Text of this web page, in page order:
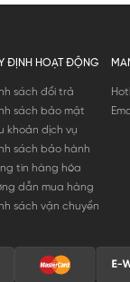
ĐỊNH HOẠT ĐỘNG
sách đổi trả
sách bảo mật
khoản dịch vụ
sách bảo hành
tin hàng hóa
dẫn mua hàng
sách vận chuyển